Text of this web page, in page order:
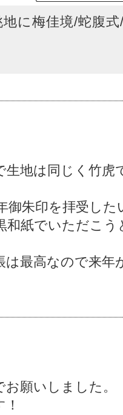
地に梅佳境/蛇腹
生地は同じく竹虎
御朱印を拝受した
和紙でいただこう
は最高なので来年
願いしました。